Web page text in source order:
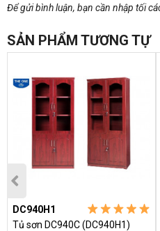
Để gửi bình luận, bạn cần nhập tối
SẢN PHẨM TƯƠNG TỰ
DC940H1
Tủ sơn DC940C (DC940H1)